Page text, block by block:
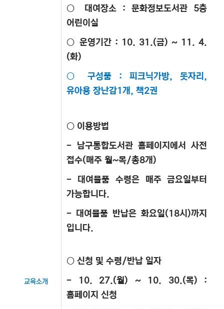
교육소개
○ 대여장소 : 문화정보도서관 5층
어린이실
○ 운영기간 : 10. 31 .(금) ~ 11. 4.
(화)
○ 구성품 : 피크닉가방, 돗자리,
유아용 장난감1개, 책2권
○ 이용방법
- 남구통합도서관 홈페이지에서 사전
접수(매주 월~목/총8개)
- 대여물품 수령은 매주 금요일부터
가능합니다.
- 대여물품 반납은 화요일(18시)까지
입니다.
○ 신청 및 수령/반납 일자
- 10. 27.(월) ~ 10. 30.(목) :
홈페이지 신청